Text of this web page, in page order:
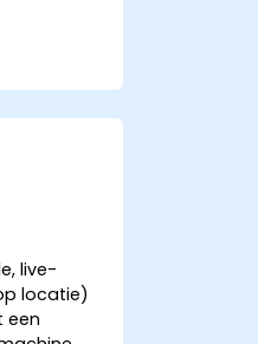
live-
locatie)
een